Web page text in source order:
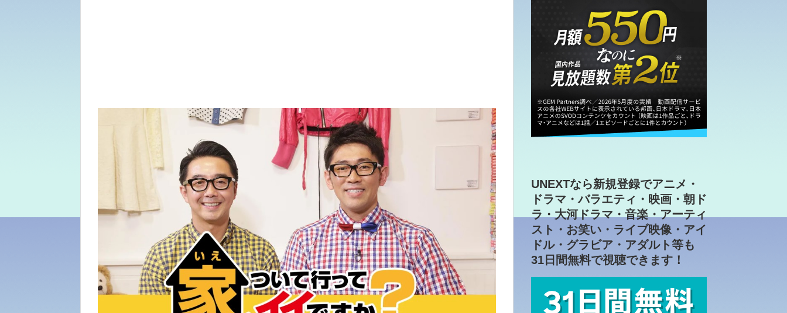
UNEXTなら新規登録でアニメ・
ドラマ・バラエティ・映画・朝ド
ラ・大河ドラマ・音楽・アーティ
スト・お笑い・ライブ映像・アイ
ドル・グラビア・アダルト等も
31日間無料で視聴できます！